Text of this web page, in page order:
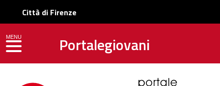
Città di Firenze
Portalegiovani
MENU
toggle navigation